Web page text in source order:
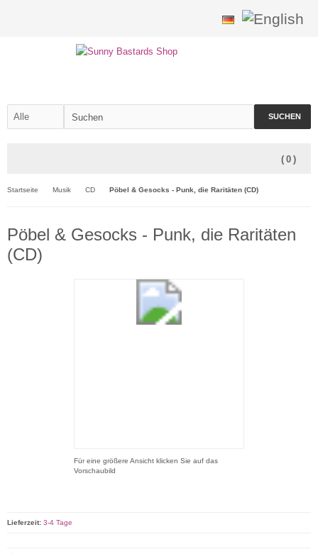
SUCHEN
( 0 )
Startseite Musik CD Pöbel & Gesocks - Punk, die Raritäten (CD)
Pöbel & Gesocks - Punk, die Raritäten
(CD)
Für eine größere Ansicht klicken Sie auf das
Vorschaubild
Lieferzeit: 3-4 Tage